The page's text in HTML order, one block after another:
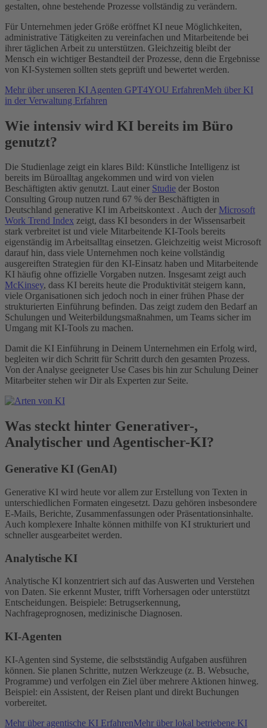
gestalten, ohne bestehende Prozesse vollständig zu verändern.
Für Unternehmen jeder Größe eröffnet KI neue Möglichkeiten,
administrative Tätigkeiten zu vereinfachen und Mitarbeitende bei
ihrer täglichen Arbeit zu unterstützen. Gleichzeitig bleibt der
Mensch ein wichtiger Bestandteil der Prozesse, denn die Ergebnisse
von KI-Systemen sollten stets geprüft und bewertet werden.
Mehr über unseren KI Agenten GPT4YOU ErfahrenMeh über KI
in der Verwaltung Erfahren
Wie intensiv wird KI bereits im Büro
genutzt?
Die Studienlage zeigt ein klares Bild: Künstliche Intelligenz ist
bereits im Büroalltag angekommen und wird von vielen
Beschäftigten aktiv genutzt. Laut einer Studie der Boston
Consulting Group nutzen rund 67 % der Beschäftigten in
Deutschland generative KI im Arbeitskontext . Auch der Microsoft
Work Trend Index zeigt, dass KI besonders in der Wissensarbeit
stark verbreitet ist und viele Mitarbeitende KI-Tools bereits
eigenständig im Arbeitsalltag einsetzen. Gleichzeitig weist Microsoft
darauf hin, dass viele Unternehmen noch keine vollständig
ausgereiften Strategien für den KI-Einsatz haben und Mitarbeitende
KI häufig ohne offizielle Vorgaben nutzen. Insgesamt zeigt auch
McKinsey, dass KI bereits heute die Produktivität steigern kann,
viele Organisationen sich jedoch noch in einer frühen Phase der
strukturierten Einführung befinden. Das zeigt zudem den Bedarf an
Schulungen und Weiterbildungsmaßnahmen, um Teams sicher im
Umgang mit KI-Tools zu machen.
Damit die KI Einführung in Deinem Unternehmen ein Erfolg wird,
begleiten wir dich Schritt für Schritt durch den gesamten Prozess.
Von der Analyse geeigneter Use Cases bis hin zur Schulung Deiner
Mitarbeiter stehen wir Dir als Experten zur Seite.
Was steckt hinter Generativer-,
Analytischer und Agentischer-KI?
Generative KI (GenAI)
Generative KI wird heute vor allem zur Erstellung von Texten in
unterschiedlichen Formaten eingesetzt. Dazu gehören insbesondere
E-Mails, Berichte, Zusammenfassungen oder Präsentationsinhalte.
Auch komplexere Inhalte können mithilfe von KI strukturiert und
schneller ausgearbeitet werden.
Analytische KI
Analytische KI konzentriert sich auf das Auswerten und Verstehen
von Daten. Sie erkennt Muster, trifft Vorhersagen oder unterstützt
Entscheidungen. Beispiele: Betrugserkennung,
Nachfrageprognosen, medizinische Diagnosen.
KI-Agenten
KI-Agenten sind Systeme, die selbstständig Aufgaben ausführen
können. Sie planen Schritte, nutzen Werkzeuge (z. B. Websuche,
Programme) und verfolgen ein Ziel über mehrere Aktionen hinweg.
Beispiel: ein Assistent, der Reisen plant und direkt Buchungen
vorbereitet.
Mehr über agentische KI ErfahrenMehr über lokal betriebene KI